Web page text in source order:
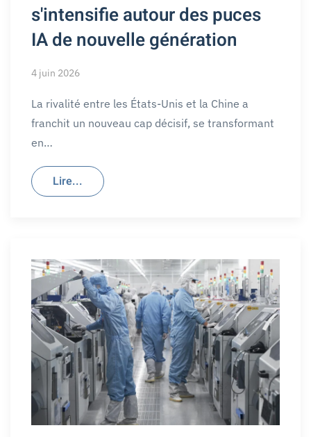
s'intensifie autour des puces
IA de nouvelle génération
4 juin 2026
La rivalité entre les États-Unis et la Chine a
franchit un nouveau cap décisif, se transformant
en…
Lire...